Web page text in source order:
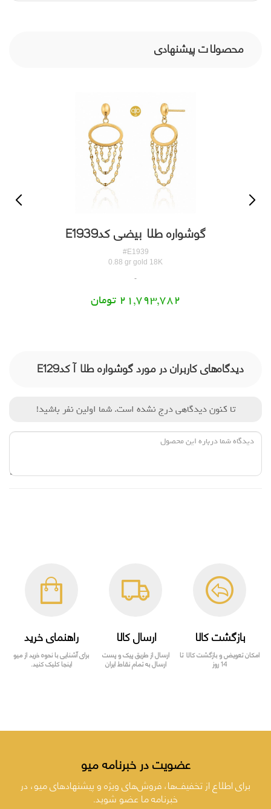
محصولات پیشنهادی
گوشواره طلا بیضی کدE1939
#E1939
0.88 gr gold 18K
21,793,782 تومان
دیدگاه‌های کاربران در مورد گوشواره طلا آ کدE129
تا کنون دیدگاهی درج نشده است. شما اولین نفر باشید!
بازگشت کالا
امکان تعویض و بازگشت کالا تا
14 روز
ارسال کالا
ارسال از طریق پیک و پست
ارسال به تمام نقاط ایران
راهنمای خرید
برای آشنایی با نحوه خرید از میو
اینجا کلیک کنید.
عضویت در خبرنامه میو
برای اطلاع از تخفیف‌ها، فروش‌های ویژه و پیشنهادهای میو، در
خبرنامه ما عضو شوید.